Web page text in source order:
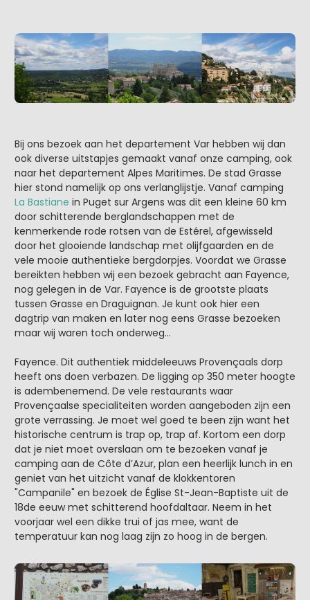
Bij ons bezoek aan het departement Var hebben wij dan
ook diverse uitstapjes gemaakt vanaf onze camping, ook
naar het departement Alpes Maritimes. De stad Grasse
hier stond namelijk op ons verlanglijstje. Vanaf camping
La Bastiane in Puget sur Argens was dit een kleine 60 km
door schitterende berglandschappen met de
kenmerkende rode rotsen van de Estérel, afgewisseld
door het glooiende landschap met olijfgaarden en de
vele mooie authentieke bergdorpjes. Voordat we Grasse
bereikten hebben wij een bezoek gebracht aan Fayence,
nog gelegen in de Var. Fayence is de grootste plaats
tussen Grasse en Draguignan. Je kunt ook hier een
dagtrip van maken en later nog eens Grasse bezoeken
maar wij waren toch onderweg...
Fayence. Dit authentiek middeleeuws Provençaals dorp
heeft ons doen verbazen. De ligging op 350 meter hoogte
is adembenemend. De vele restaurants waar
Provençaalse specialiteiten worden aangeboden zijn een
grote verrassing. Je moet wel goed te been zijn want het
historische centrum is trap op, trap af. Kortom een dorp
dat je niet moet overslaan om te bezoeken vanaf je
camping aan de Côte d’Azur, plan een heerlijk lunch in en
geniet van het uitzicht vanaf de klokkentoren
"Campanile" en bezoek de Église St-Jean-Baptiste uit de
18de eeuw met schitterend hoofdaltaar. Neem in het
voorjaar wel een dikke trui of jas mee, want de
temperatuur kan nog laag zijn zo hoog in de bergen.